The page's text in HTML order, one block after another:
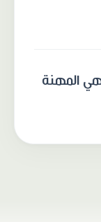
المهنة